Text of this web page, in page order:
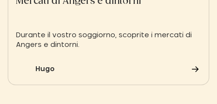
Durante il vostro soggiorno, scoprite i mercati di
Angers e dintorni.
Hugo